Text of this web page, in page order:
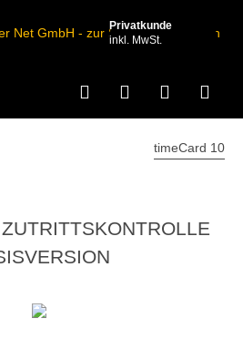
Privatkunde
inkl. MwSt.
timeCard 10